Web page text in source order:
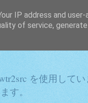
を使用して
す。
IP address and user-
of service,